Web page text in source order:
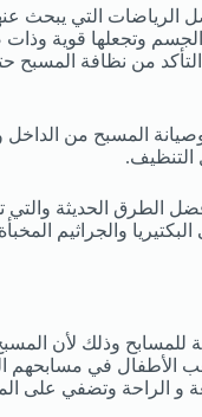
الرياضات التي يبحث
وتجعلها قوية
من نظافة المسبح
المسبح من
التنظيف.
الطرق الحديثة والتي
والجراثيم
للمسابح وذلك لأن
الأطفال في مسابحهم
و الراحة وتضفي على